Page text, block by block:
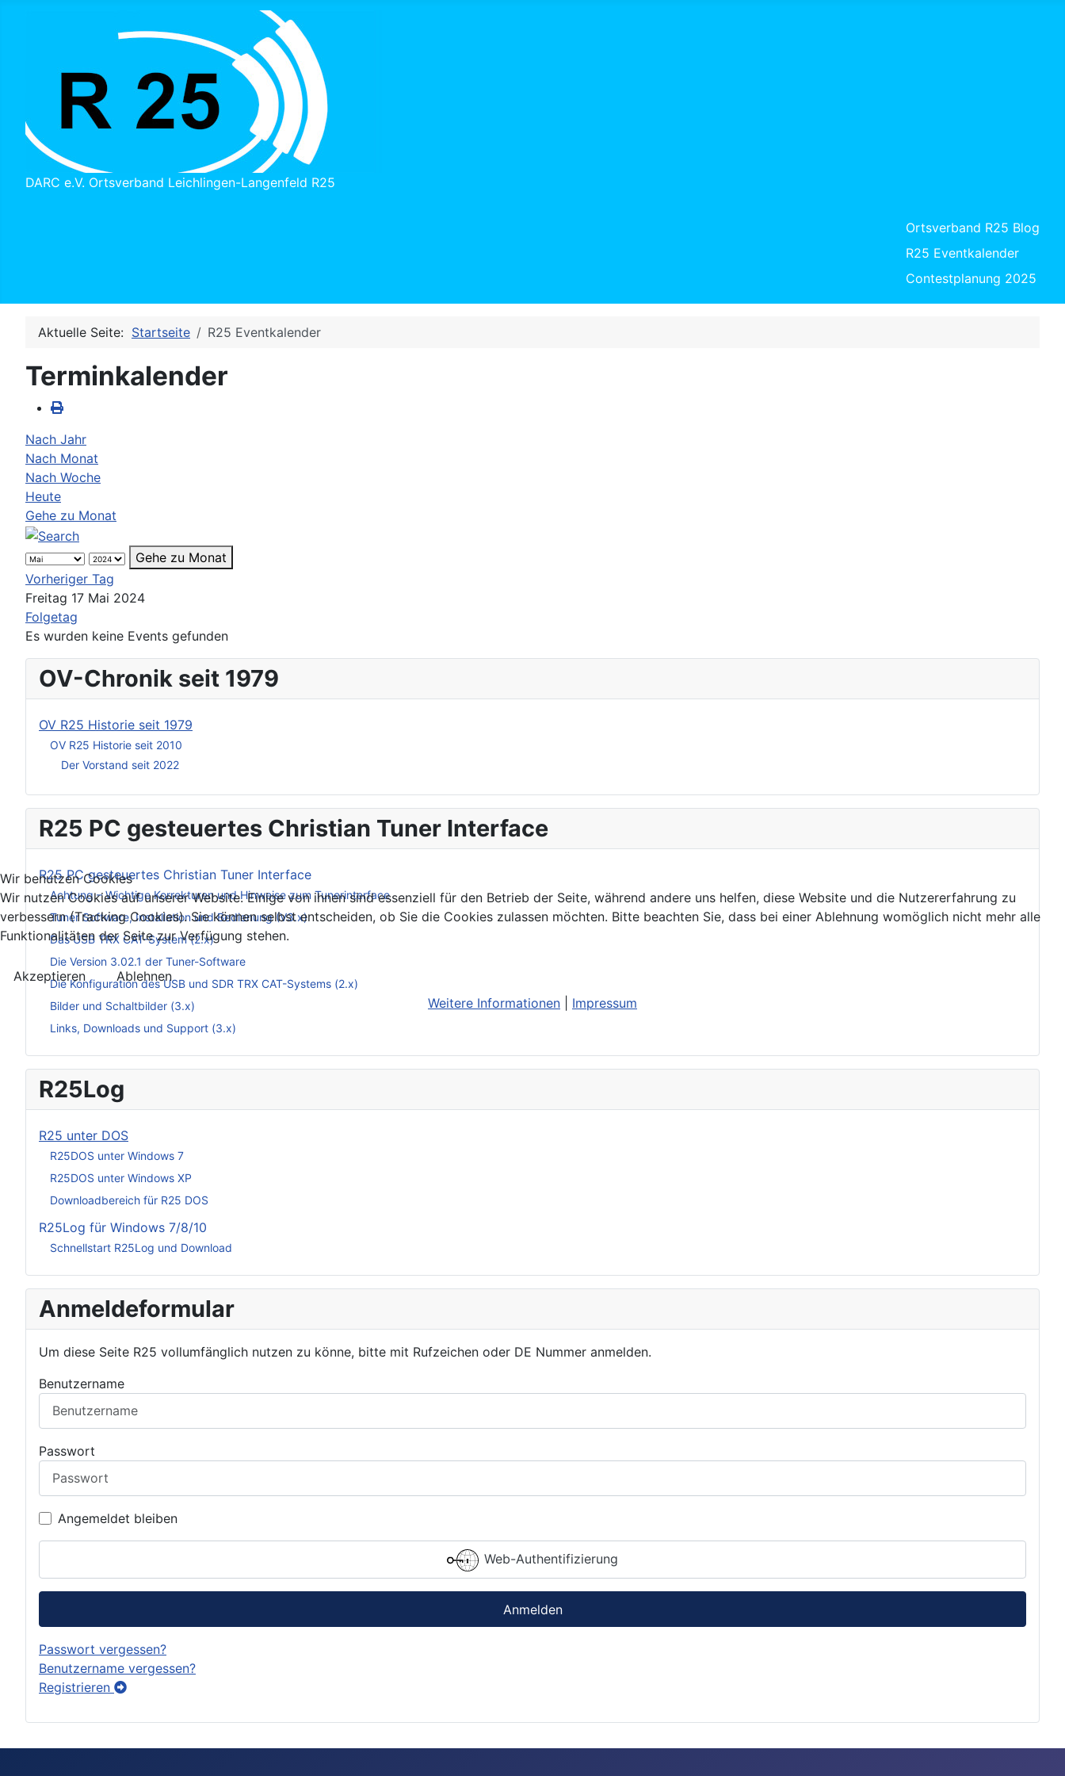
DARC e.V. Ortsverband Leichlingen-Langenfeld R25
Ortsverband R25 Blog
R25 Eventkalender
Contestplanung 2025
OV-Chronik seit 1979
OV R25 Historie seit 1979
OV R25 Historie seit 2010
Der Vorstand seit 2022
R25 PC gesteuertes Christian Tuner Interface
R25 PC gesteuertes Christian Tuner Interface
Achtung – Wichtige Korrekturen und Hinweise zum Tunerinterface
Tuner Software, Installation und Bedienung (V3.x)
Das USB TRX CAT-System (2.x)
Die Version 3.02.1 der Tuner-Software
Die Konfiguration des USB und SDR TRX CAT-Systems (2.x)
Bilder und Schaltbilder (3.x)
Links, Downloads und Support (3.x)
R25Log
R25 unter DOS
R25DOS unter Windows 7
R25DOS unter Windows XP
Downloadbereich für R25 DOS
R25Log für Windows 7/8/10
Schnellstart R25Log und Download
Anmeldeformular
Um diese Seite R25 vollumfänglich nutzen zu könne, bitte mit Rufzeichen oder DE Nummer anmelden.
Benutzername
Passwort
Angemeldet bleiben
Web-Authentifizierung
Anmelden
Passwort vergessen?
Benutzername vergessen?
Registrieren
Aktuelle Seite: Startseite R25 Eventkalender
Terminkalender
Nach Jahr
Nach Monat
Nach Woche
Heute
Gehe zu Monat
Gehe zu Monat
Vorheriger Tag
Freitag 17 Mai 2024
Folgetag
Es wurden keine Events gefunden
Wir benutzen Cookies
Wir nutzen Cookies auf unserer Website. Einige von ihnen sind essenziell für den Betrieb der Seite, während andere uns helfen, diese Website und die Nutzererfahrung zu
verbessern (Tracking Cookies). Sie können selbst entscheiden, ob Sie die Cookies zulassen möchten. Bitte beachten Sie, dass bei einer Ablehnung womöglich nicht mehr alle
Funktionalitäten der Seite zur Verfügung stehen.
Akzeptieren
Ablehnen
Weitere Informationen
Impressum